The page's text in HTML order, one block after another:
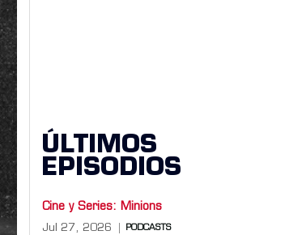
ÚLTIMOS
EPISODIOS
Cine y Series: Minions
Jul 27, 2026 PODCASTS